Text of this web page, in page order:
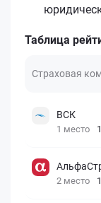
Таблица
Страховая
ВСК
1 место
2 место